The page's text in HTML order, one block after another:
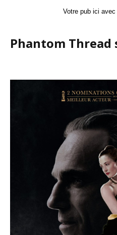
Votre pub ici
Phantom